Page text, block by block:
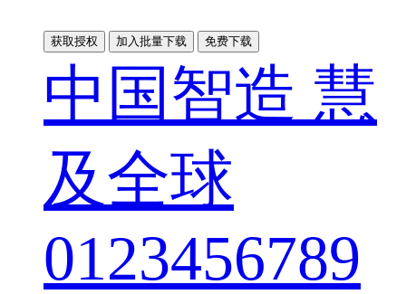
获取授权 加入批量下载 免费下载
中国智造 慧
及全球
0123456789